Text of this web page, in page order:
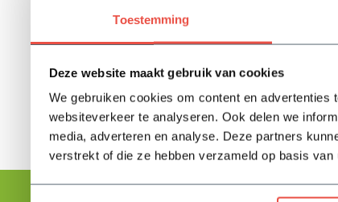
Toestemming
Deze website maakt gebruik van cookies
We gebruiken cookies om content en
websiteverkeer te analyseren. Ook delen we
media, adverteren en analyse. Deze partners
verstrekt of die ze hebben verzameld op basis
Op voorraad